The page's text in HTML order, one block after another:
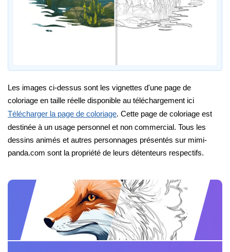
Les images ci-dessus sont les vignettes d'une page de
coloriage en taille réelle disponible au téléchargement ici
Télécharger la page de coloriage. Cette page de coloriage est
destinée à un usage personnel et non commercial. Tous les
dessins animés et autres personnages présentés sur mimi-
panda.com sont la propriété de leurs détenteurs respectifs.